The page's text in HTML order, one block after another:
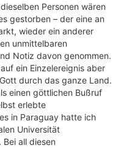
Personen wären
gestorben – der eine an
wieder ein anderer
unmittelbaren
Notiz davon genommen.
ein Einzelereignis aber
durch das ganze Land.
einen göttlichen Bußruf
erlebte
in Paraguay hatte ich
Universität
all diesen